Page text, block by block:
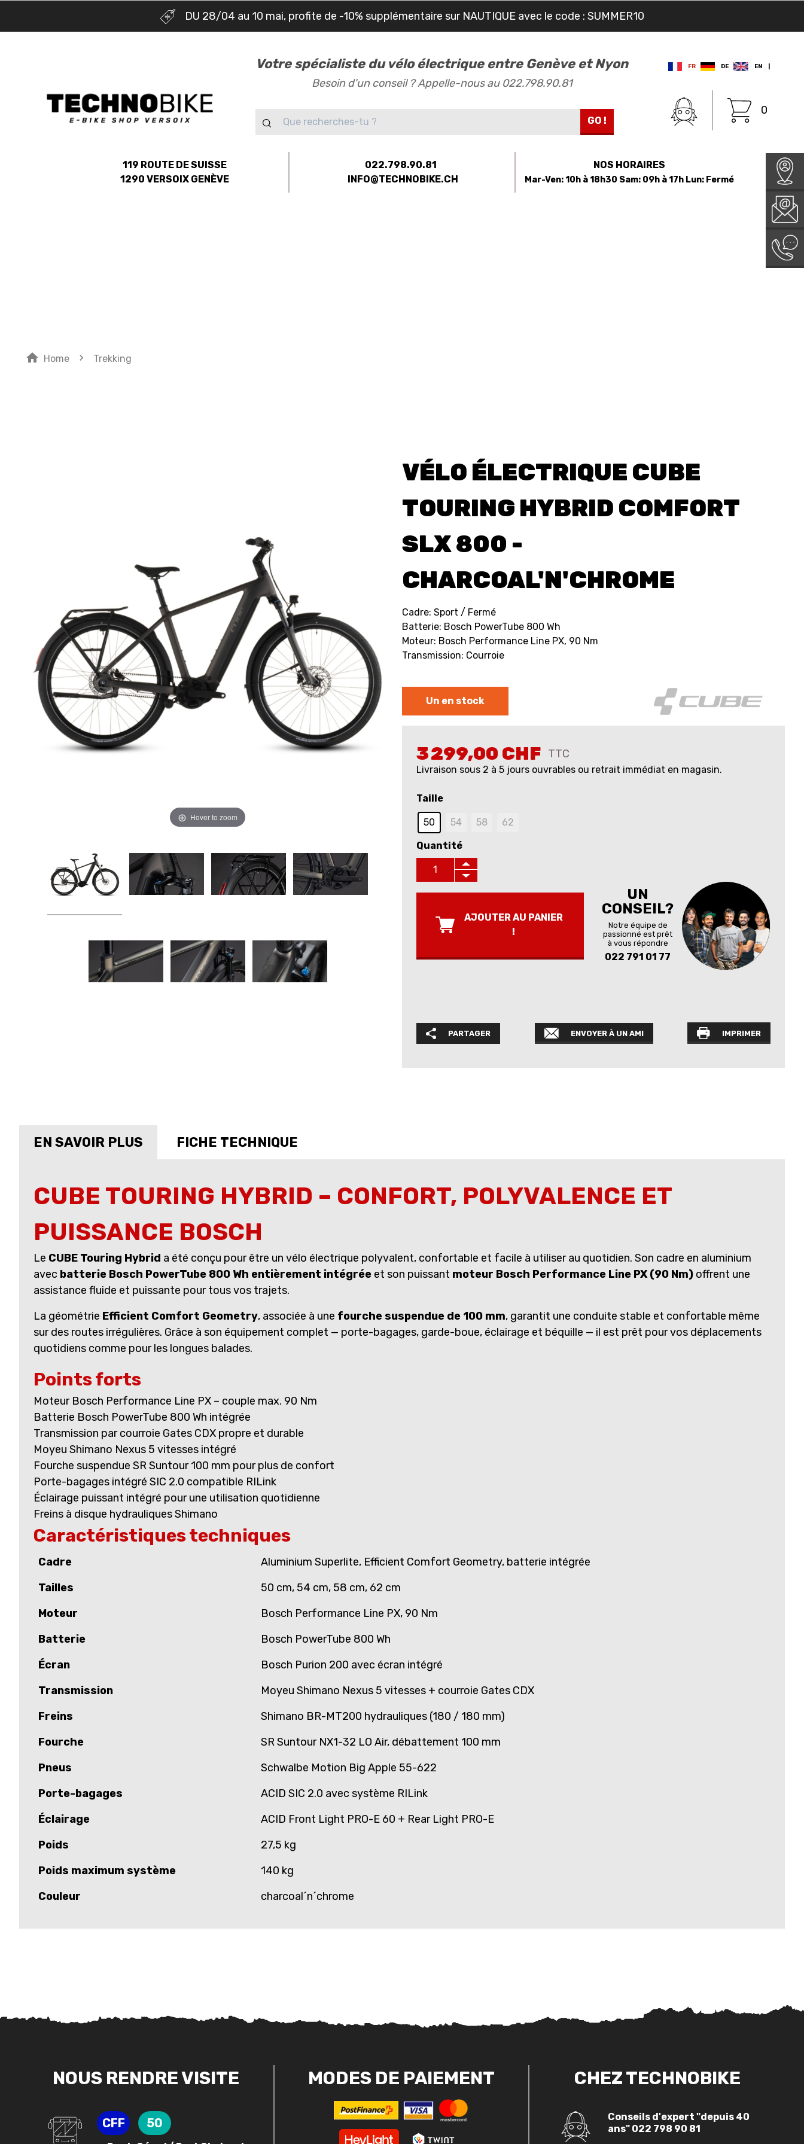
DU 28/04 au 10 mai, profite de -10% supplémentaire sur NAUTIQUE avec le code : SUMMER10
Votre spécialiste du vélo électrique entre Genève et Nyon
Besoin d'un conseil ? Appelle-nous au 022.798.90.81
GO !
FR DE EN
0
119 ROUTE DE SUISSE
1290 VERSOIX GENÈVE
022.798.90.81
INFO@TECHNOBIKE.CH
NOS HORAIRES
Mar-Ven: 10h à 18h30 Sam: 09h à 17h Lun: Fermé
home Home navigate_next Trekking
Hover to zoom
VÉLO ÉLECTRIQUE CUBE
TOURING HYBRID COMFORT
SLX 800 -
CHARCOAL'N'CHROME
Cadre: Sport / Fermé
Batterie: Bosch PowerTube 800 Wh
Moteur: Bosch Performance Line PX, 90 Nm
Transmission: Courroie
Un en stock
3 299,00 CHF TTC
Livraison sous 2 à 5 jours ouvrables ou retrait immédiat en magasin.
Taille
50 54​ 58​ 62​
Quantité
AJOUTER AU PANIER
!
UN
CONSEIL?
Notre équipe de
passionné est prêt
à vous répondre
022 791 01 77
PARTAGER ENVOYER À UN AMI IMPRIMER
EN SAVOIR PLUS FICHE TECHNIQUE
CUBE TOURING HYBRID – CONFORT, POLYVALENCE ET
PUISSANCE BOSCH
Le CUBE Touring Hybrid a été conçu pour être un vélo électrique polyvalent, confortable et facile à utiliser au quotidien. Son cadre en aluminium
avec batterie Bosch PowerTube 800 Wh entièrement intégrée et son puissant moteur Bosch Performance Line PX (90 Nm) offrent une
assistance fluide et puissante pour tous vos trajets.
La géométrie Efficient Comfort Geometry, associée à une fourche suspendue de 100 mm, garantit une conduite stable et confortable même
sur des routes irrégulières. Grâce à son équipement complet — porte-bagages, garde-boue, éclairage et béquille — il est prêt pour vos déplacements
quotidiens comme pour les longues balades.
Points forts
Moteur Bosch Performance Line PX – couple max. 90 Nm
Batterie Bosch PowerTube 800 Wh intégrée
Transmission par courroie Gates CDX propre et durable
Moyeu Shimano Nexus 5 vitesses intégré
Fourche suspendue SR Suntour 100 mm pour plus de confort
Porte-bagages intégré SIC 2.0 compatible RILink
Éclairage puissant intégré pour une utilisation quotidienne
Freins à disque hydrauliques Shimano
Caractéristiques techniques
Cadre
Aluminium Superlite, Efficient Comfort Geometry, batterie intégrée
Tailles
50 cm, 54 cm, 58 cm, 62 cm
Moteur
Bosch Performance Line PX, 90 Nm
Batterie
Bosch PowerTube 800 Wh
Écran
Bosch Purion 200 avec écran intégré
Transmission
Moyeu Shimano Nexus 5 vitesses + courroie Gates CDX
Freins
Shimano BR-MT200 hydrauliques (180 / 180 mm)
Fourche
SR Suntour NX1-32 LO Air, débattement 100 mm
Pneus
Schwalbe Motion Big Apple 55-622
Porte-bagages
ACID SIC 2.0 avec système RILink
Éclairage
ACID Front Light PRO-E 60 + Rear Light PRO-E
Poids
27,5 kg
Poids maximum système
140 kg
Couleur
charcoal´n´chrome
NOUS RENDRE VISITE
CFF 50
MODES DE PAIEMENT CHEZ TECHNOBIKE
Conseils d'expert "depuis 40
ans" 022 798 90 81